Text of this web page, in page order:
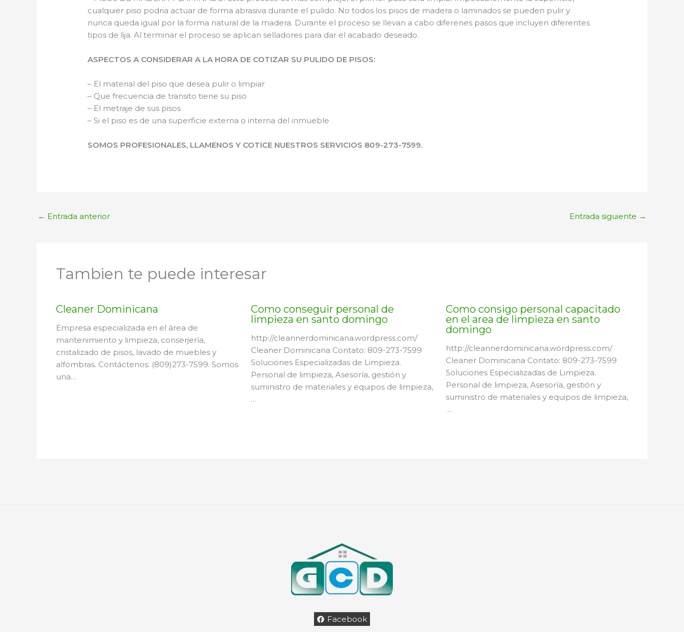
cualquier piso podria actuar de forma abrasiva durante el pulido. No todos los pisos de madera o laminados se pueden pulir y
nunca queda igual por la forma natural de la madera. Durante el proceso se llevan a cabo diferenes pasos que incluyen diferentes
tipos de lija. Al terminar el proceso se aplican selladores para dar el acabado deseado.
ASPECTOS A CONSIDERAR A LA HORA DE COTIZAR SU PULIDO DE PISOS:
– El material del piso que desea pulir o limpiar
– Que frecuencia de transito tiene su piso
– El metraje de sus pisos
– Si el piso es de una superficie externa o interna del inmueble
SOMOS PROFESIONALES, LLAMENOS Y COTICE NUESTROS SERVICIOS 809-273-7599.
← Entrada anterior Entrada siguiente →
Tambien te puede interesar
Cleaner Dominicana
Empresa especializada en el área de
mantenimiento y limpieza, conserjería,
cristalizado de pisos, lavado de muebles y
alfombras. Contáctenos: (809)273-7599. Somos
una…
Como conseguir personal de
limpieza en santo domingo
http://cleannerdominicana.wordpress.com/
Cleaner Dominicana Contato: 809-273-7599
Soluciones Especializadas de Limpieza.
Personal de limpieza, Asesoría, gestión y
suministro de materiales y equipos de limpieza,
…
Como consigo personal capacitado
en el area de limpieza en santo
domingo
http://cleannerdominicana.wordpress.com/
Cleaner Dominicana Contato: 809-273-7599
Soluciones Especializadas de Limpieza.
Personal de limpieza, Asesoría, gestión y
suministro de materiales y equipos de limpieza,
…
Facebook